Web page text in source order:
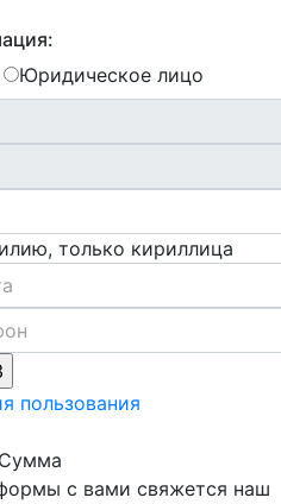
Юридическое лицо
только кириллица
пользования
Сумма
с вами свяжется наш